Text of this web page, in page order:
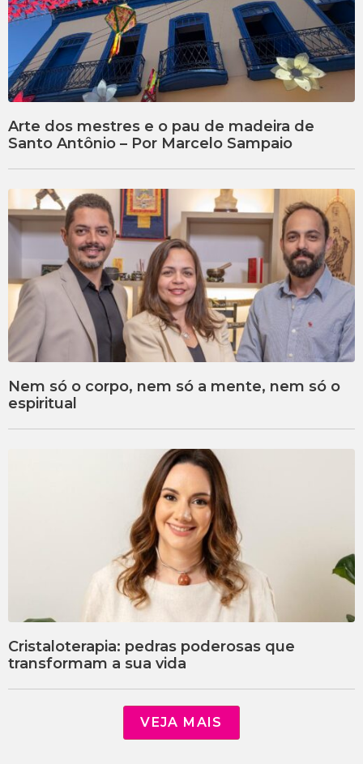
Arte dos mestres e o pau de madeira de
Santo Antônio – Por Marcelo Sampaio
Nem só o corpo, nem só a mente, nem só o
espiritual
Cristaloterapia: pedras poderosas que
transformam a sua vida
VEJA MAIS